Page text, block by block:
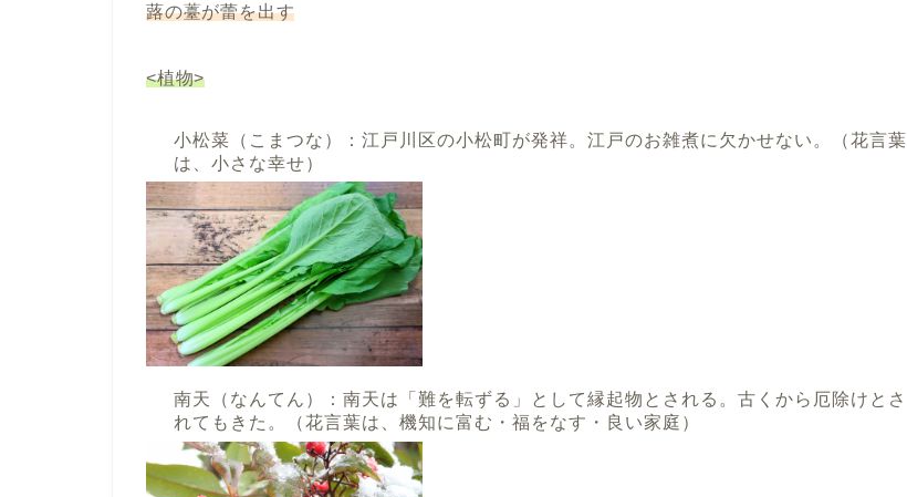
蕗の薹が蕾を出す
<植物>
小松菜（こまつな）：江戸川区の小松町が発祥。江戸のお雑煮に欠かせない。（花言葉
は、小さな幸せ）
南天（なんてん）：南天は「難を転ずる」として縁起物とされる。古くから厄除けとさ
れてもきた。（花言葉は、機知に富む・福をなす・良い家庭）